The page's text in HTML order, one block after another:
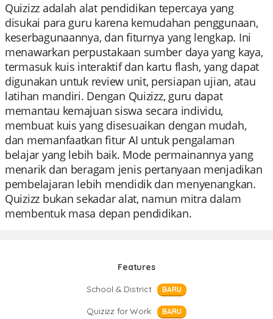
Quizizz adalah alat pendidikan tepercaya yang
disukai para guru karena kemudahan penggunaan,
keserbagunaannya, dan fiturnya yang lengkap. Ini
menawarkan perpustakaan sumber daya yang kaya,
termasuk kuis interaktif dan kartu flash, yang dapat
digunakan untuk review unit, persiapan ujian, atau
latihan mandiri. Dengan Quizizz, guru dapat
memantau kemajuan siswa secara individu,
membuat kuis yang disesuaikan dengan mudah,
dan memanfaatkan fitur AI untuk pengalaman
belajar yang lebih baik. Mode permainannya yang
menarik dan beragam jenis pertanyaan menjadikan
pembelajaran lebih mendidik dan menyenangkan.
Quizizz bukan sekadar alat, namun mitra dalam
membentuk masa depan pendidikan.
Features
School & District
BARU
Quizizz for Work BARU